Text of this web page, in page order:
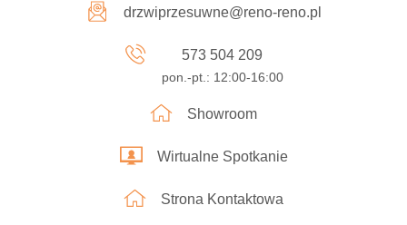
drzwiprzesuwne@reno-reno.pl
573 504 209
pon.-pt.: 12:00-16:00
Showroom
Wirtualne Spotkanie
Strona Kontaktowa